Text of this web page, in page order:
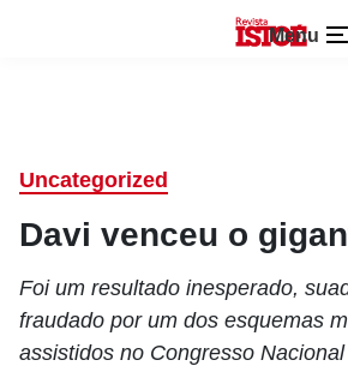
Menu
Uncategorized
Davi venceu o
Foi um resultado inesperado,
fraudado por um dos esquemas
assistidos no Congresso Nacional